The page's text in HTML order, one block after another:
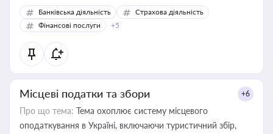
Банківська діяльність
Страхова діяльність
Фінансові послуги
+5
Місцеві податки та збори +6
Про що тема: Тема охоплює систему місцевого
оподаткування в Україні, включаючи туристичний збір,